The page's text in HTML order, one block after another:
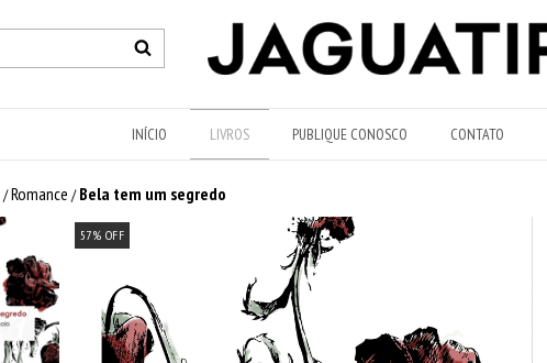
INÍCIO LIVROS PUBLIQUE CONOSCO CONTATO
/Romance / Bela tem um segredo
57% OFF